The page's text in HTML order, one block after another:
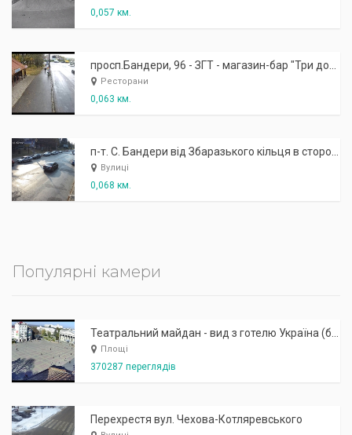
0,057 км.
Ресторани
0,063 км.
Вулиці
0,068 км.
Популярні камери
Площі
370287 переглядів
Перехрестя вул. Чехова-Котляревського